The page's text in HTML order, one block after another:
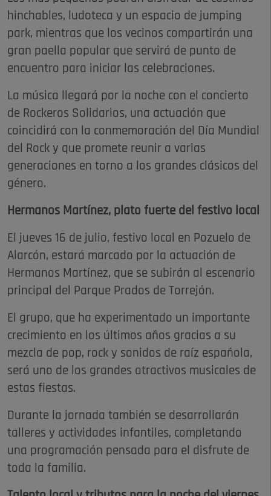
hinchables, ludoteca y un espacio de jumping
park, mientras que los vecinos compartirán una
gran paella popular que servirá de punto de
encuentro para iniciar las celebraciones.
La música llegará por la noche con el concierto
de Rockeros Solidarios, una actuación que
coincidirá con la conmemoración del Día Mundial
del Rock y que promete reunir a varias
generaciones en torno a los grandes clásicos del
género.
Hermanos Martínez, plato fuerte del festivo local
El jueves 16 de julio, festivo local en Pozuelo de
Alarcón, estará marcado por la actuación de
Hermanos Martínez, que se subirán al escenario
principal del Parque Prados de Torrejón.
El grupo, que ha experimentado un importante
crecimiento en los últimos años gracias a su
mezcla de pop, rock y sonidos de raíz española,
será uno de los grandes atractivos musicales de
estas fiestas.
Durante la jornada también se desarrollarán
talleres y actividades infantiles, completando
una programación pensada para el disfrute de
toda la familia.